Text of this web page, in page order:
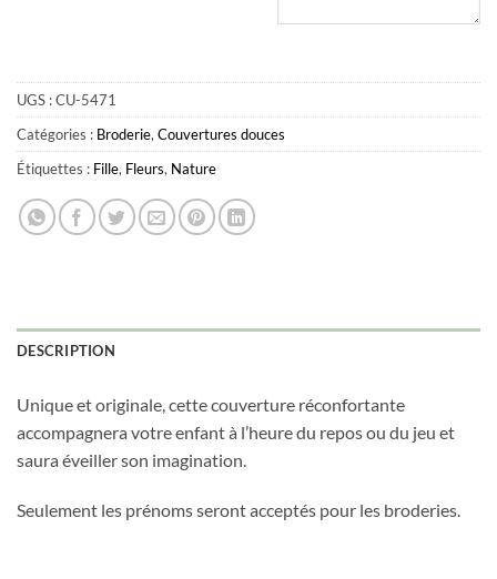
UGS :CU-5471
Catégories : Broderie, Couvertures douces
Étiquettes : Fille, Fleurs, Nature
DESCRIPTION
Unique et originale, cette couverture réconfortante
accompagnera votre enfant à l’heure du repos ou du jeu et
saura éveiller son imagination.
Seulement les prénoms seront acceptés pour les broderies.